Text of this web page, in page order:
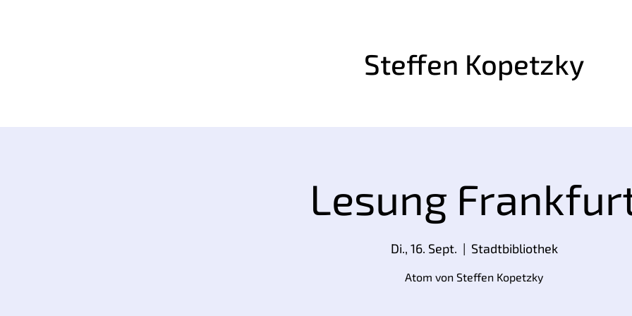
Steffen Kopetzky
Lesung
Di., 16. Sept.
  |
Stadtbibliothek
Atom von Steffen Kopetzky